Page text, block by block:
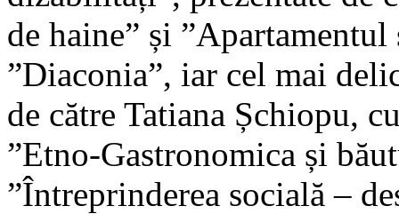
de haine” și
”Diaconia”, iar cel mai
de către Tatiana Șchiopu,
”Etno-Gastronomica și
”Întreprinderea socială –